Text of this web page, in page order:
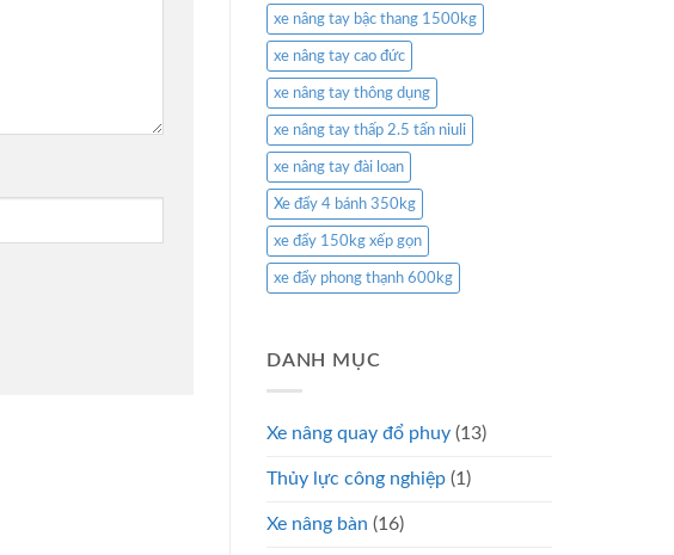
xe nâng tay bậc thang 1500kg
xe nâng tay cao đức
xe nâng tay thông dụng
xe nâng tay thấp 2.5 tấn niuli
xe nâng tay đài loan
Xe đẩy 4 bánh 350kg
xe đẩy 150kg xếp gọn
xe đẩy phong thạnh 600kg
DANH MỤC
Xe nâng quay đổ phuy (13)
Thủy lực công nghiệp (1)
Xe nâng bàn (16)